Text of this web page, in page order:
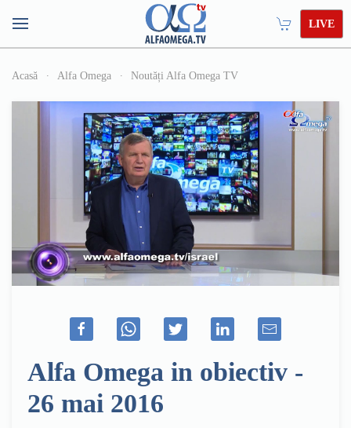
LIVE
Acasă Alfa Omega Noutăți Alfa Omega TV
Alfa Omega in obiectiv -
26 mai 2016